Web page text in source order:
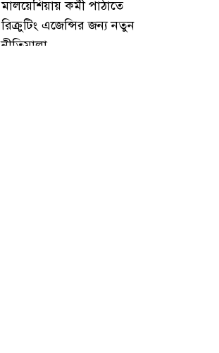
মালয়েশিয়ায় কর্মী পাঠাতে
রিক্রুটিং এজেন্সির জন্য নতুন
নীতিমালা